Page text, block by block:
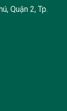
Quận 2, Tp.